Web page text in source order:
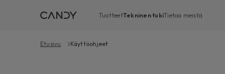
TuotteetTekninen tukiTietoa meistä
Etusivu Käyttöohjeet